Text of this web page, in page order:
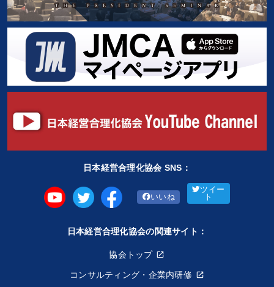
日本経営合理化協会 SNS：
いいね
ツイー
ト
日本経営合理化協会の関連サイト：
協会トップ
コンサルティング・企業内研修